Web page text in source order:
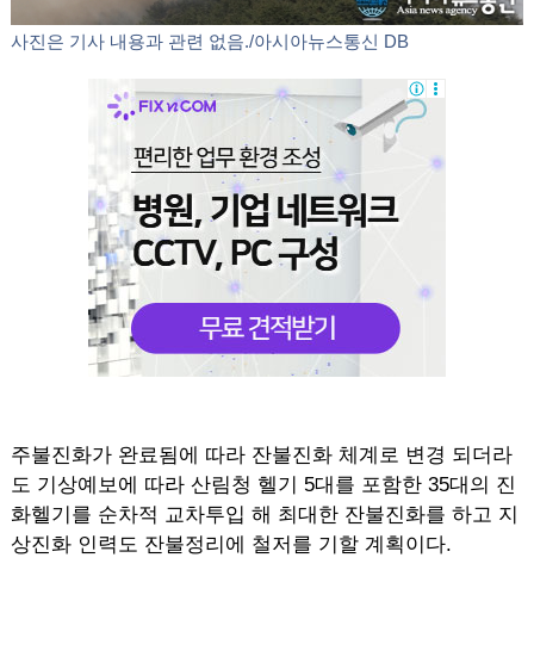
사진은 기사 내용과 관련 없음./아시아뉴스통신 DB
주불진화가 완료됨에 따라 잔불진화 체계로 변경 되더라
도 기상예보에 따라 산림청 헬기 5대를 포함한 35대의 진
화헬기를 순차적 교차투입 해 최대한 잔불진화를 하고 지
상진화 인력도 잔불정리에 철저를 기할 계획이다.